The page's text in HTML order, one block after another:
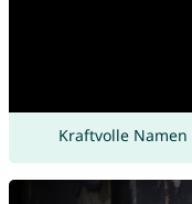
Kraftvolle